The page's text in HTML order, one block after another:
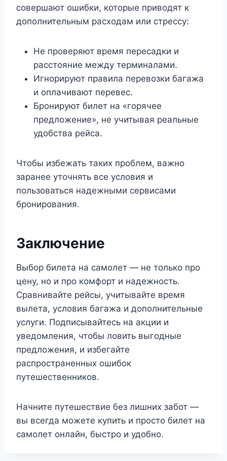
совершают ошибки, которые приводят к
дополнительным расходам или стрессу:
Не проверяют время пересадки и
расстояние между терминалами.
Игнорируют правила перевозки багажа
и оплачивают перевес.
Бронируют билет на «горячее
предложение», не учитывая реальные
удобства рейса.
Чтобы избежать таких проблем, важно
заранее уточнять все условия и
пользоваться надежными сервисами
бронирования.
Заключение
Выбор билета на самолет — не только про
цену, но и про комфорт и надежность.
Сравнивайте рейсы, учитывайте время
вылета, условия багажа и дополнительные
услуги. Подписывайтесь на акции и
уведомления, чтобы ловить выгодные
предложения, и избегайте
распространенных ошибок
путешественников.
Начните путешествие без лишних забот —
вы всегда можете купить и просто билет на
самолет онлайн, быстро и удобно.